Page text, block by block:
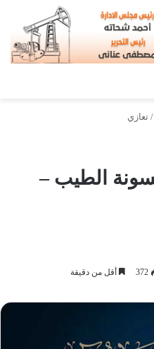
/ تعازي
الطيب –
372 أقل من دقيقة